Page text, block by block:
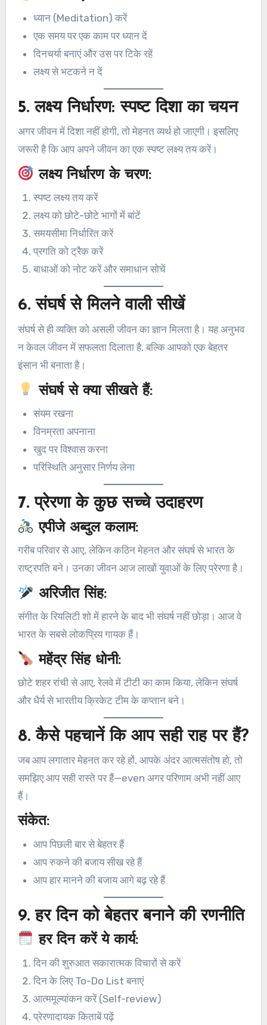
ध्यान (Meditation) करें
एक समय पर एक काम पर ध्यान दें
दिनचर्या बनाएं और उस पर टिके रहें
लक्ष्य से भटकने न दें
5.लक्ष्य निर्धारण: स्पष्ट दिशा का चयन
अगर जीवन में दिशा नहीं होगी, तो मेहनत व्यर्थ हो जाएगी। इसलिए
जरूरी है कि आप अपने जीवन का एक स्पष्ट लक्ष्य तय करें।
लक्ष्य निर्धारण के चरण:
स्पष्ट लक्ष्य तय करें
लक्ष्य को छोटे-छोटे भागों में बांटें
समयसीमा निर्धारित करें
प्रगति को ट्रैक करें
बाधाओं को नोट करें और समाधान सोचें
6.संघर्ष से मिलने वाली सीखें
संघर्ष से ही व्यक्ति को असली जीवन का ज्ञान मिलता है। यह अनुभव
न केवल जीवन में सफलता दिलाता है, बल्कि आपको एक बेहतर
इंसान भी बनाता है।
संघर्ष से क्या सीखते हैं:
संयम रखना
विनम्रता अपनाना
खुद पर विश्वास करना
परिस्थिति अनुसार निर्णय लेना
7.प्रेरणा के कुछ सच्चे उदाहरण
एपीजे अब्दुल कलाम:
गरीब परिवार से आए, लेकिन कठिन मेहनत और संघर्ष से भारत के
राष्ट्रपति बने। उनका जीवन आज लाखों युवाओं के लिए प्रेरणा है।
अरिजीत सिंह:
संगीत के रियलिटी शो में हारने के बाद भी संघर्ष नहीं छोड़ा। आज वे
भारत के सबसे लोकप्रिय गायक हैं।
महेंद्र सिंह धोनी:
छोटे शहर रांची से आए, रेलवे में टीटी का काम किया, लेकिन संघर्ष
और धैर्य से भारतीय क्रिकेट टीम के कप्तान बने।
8.कैसे पहचानें कि आप सही राह पर हैं?
जब आप लगातार मेहनत कर रहे हों, आपके अंदर आत्मसंतोष हो, तो
समझिए आप सही रास्ते पर हैं—even अगर परिणाम अभी नहीं आए
हैं।
संकेत:
आप पिछली बार से बेहतर हैं
आप रुकने की बजाय सीख रहे हैं
आप हार मानने की बजाय आगे बढ़ रहे हैं
9.हर दिन को बेहतर बनाने की रणनीति
हर दिन करें ये कार्य:
दिन की शुरुआत सकारात्मक विचारों से करें
दिन के लिए To-Do List बनाएं
आत्ममूल्यांकन करें (Self-review)
प्रेरणादायक किताबें पढ़ें